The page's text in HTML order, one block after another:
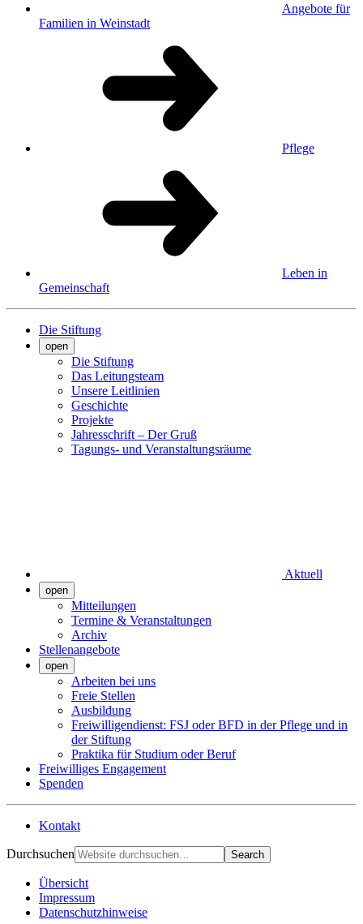
Angebote für
Familien in Weinstadt
Pflege
Leben in
Gemeinschaft
Die Stiftung
open
Die Stiftung
Das Leitungsteam
Unsere Leitlinien
Geschichte
Projekte
Jahresschrift – Der Gruß
Tagungs- und Veranstaltungsräume
Aktuell
open
Mitteilungen
Termine & Veranstaltungen
Archiv
Stellenangebote
open
Arbeiten bei uns
Freie Stellen
Ausbildung
Freiwilligendienst: FSJ oder BFD in der Pflege und in
der Stiftung
Praktika für Studium oder Beruf
Freiwilliges Engagement
Spenden
Kontakt
Durchsuchen Search
Übersicht
Impressum
Datenschutzhinweise